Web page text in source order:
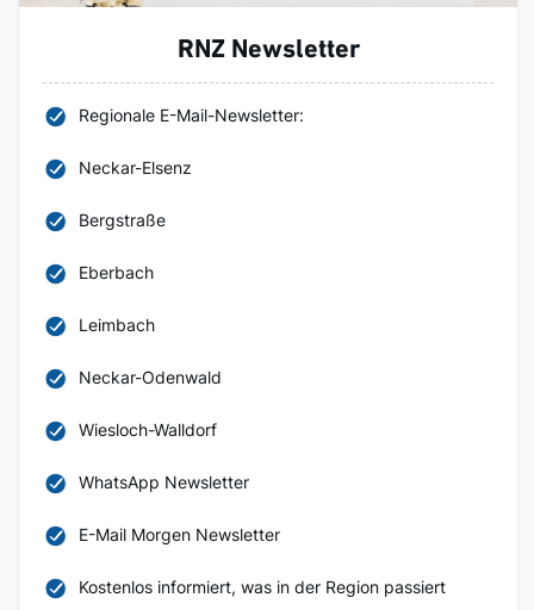
RNZ Newsletter
Regionale E-Mail-Newsletter:
Neckar-Elsenz
Bergstraße
Eberbach
Leimbach
Neckar-Odenwald
Wiesloch-Walldorf
WhatsApp Newsletter
E-Mail Morgen Newsletter
Kostenlos informiert, was in der Region passiert